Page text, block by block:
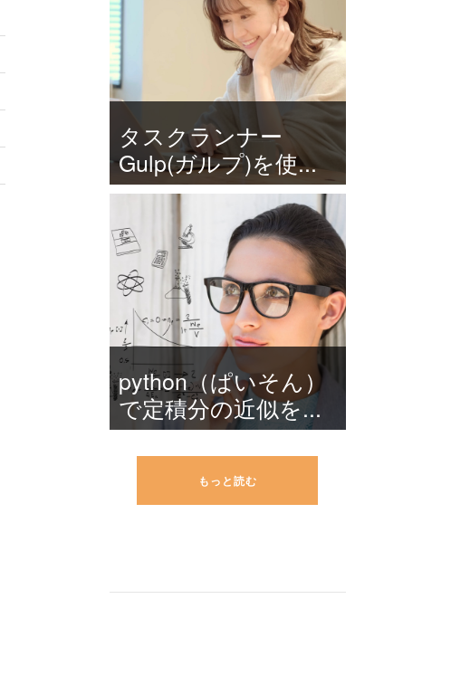
タスクランナー
Gulp(ガルプ)を使...
python（ぱいそん）
で定積分の近似を...
もっと読む